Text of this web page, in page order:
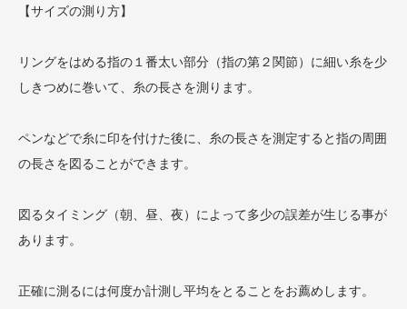
【サイズの測り方】
リングをはめる指の１番太い部分（指の第２関節）に細い糸を少
しきつめに巻いて、糸の長さを測ります。
ペンなどで糸に印を付けた後に、糸の長さを測定すると指の周囲
の長さを図ることができます。
図るタイミング（朝、昼、夜）によって多少の誤差が生じる事が
あります。
正確に測るには何度か計測し平均をとることをお薦めします。